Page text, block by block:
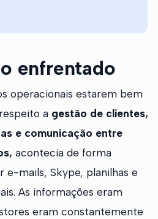
enfrentado
operacionais estarem bem
a gestão de clientes,
e comunicação entre
acontecia de forma
e-mails, Skype, planilhas e
As informações eram
eram constantemente